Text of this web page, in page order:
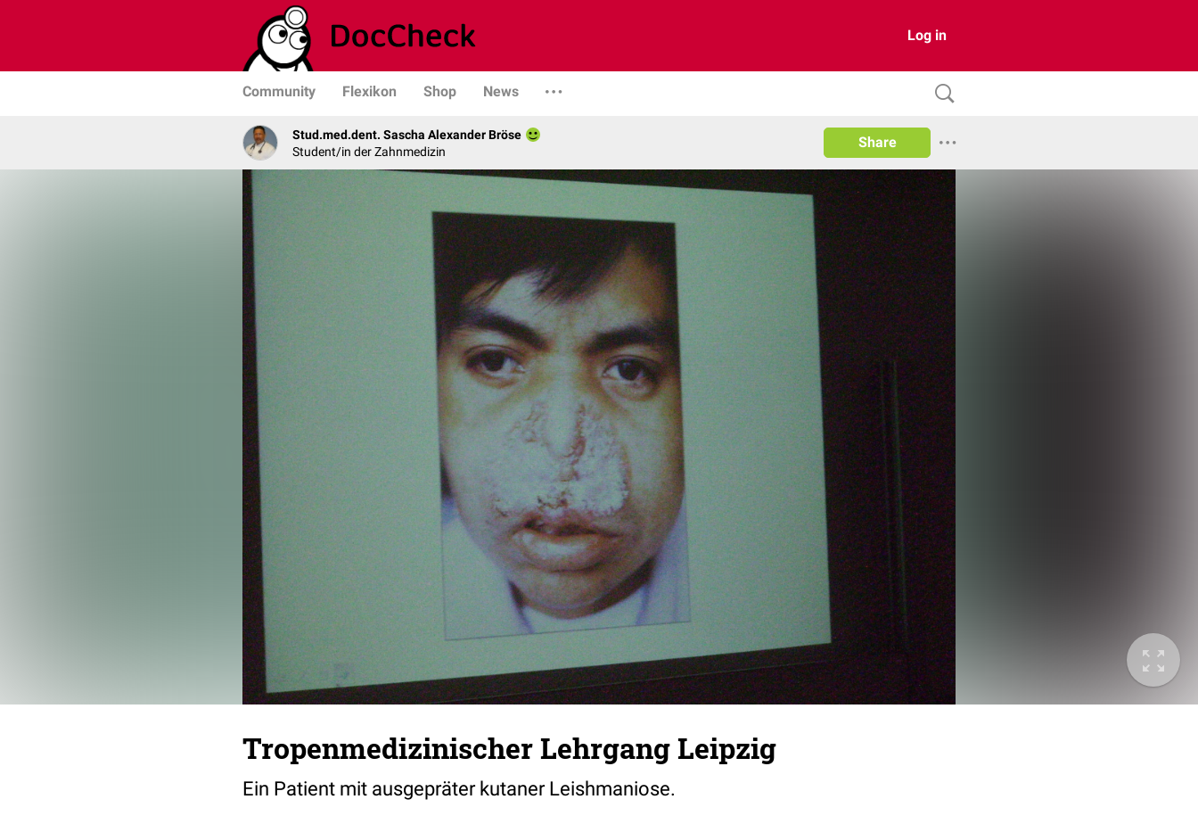
Log in
Community Flexikon Shop News
Stud.med.dent. Sascha Alexander Bröse
Student/in der Zahnmedizin
Share
Tropenmedizinischer Lehrgang Leipzig
Ein Patient mit ausgepräter kutaner Leishmaniose.